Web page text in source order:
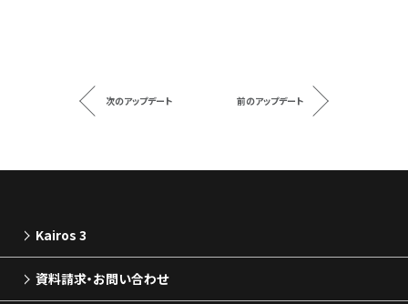
次のアップデート 前のアップデート
Kairos 3
資料請求・お問い合わせ